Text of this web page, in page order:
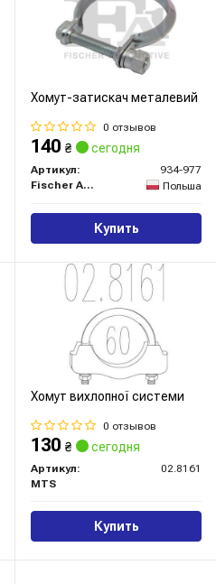
Хомут-затискач металевий
0 отзывов
140 ₴ сегодня
Артикул:
934-977
Fischer Automotive One (FA1)
Польша
Купить
Хомут вихлопної системи
0 отзывов
130 ₴ сегодня
Артикул:
02.8161
MTS
Купить